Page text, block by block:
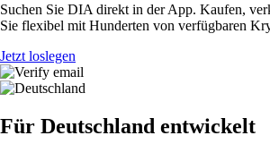
Suchen Sie DIA direkt in der App. Kaufen,
Sie flexibel mit Hunderten von verfügbaren
Jetzt loslegen
Für Deutschland entwickelt